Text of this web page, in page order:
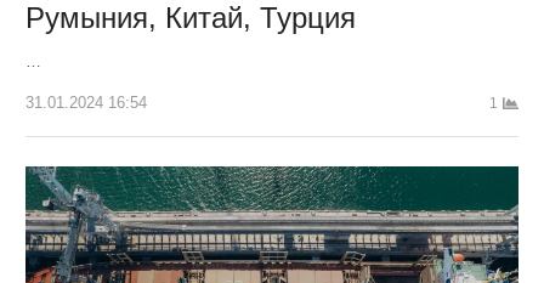
Румыния, Китай, Турция
…
31.01.2024 16:54 1